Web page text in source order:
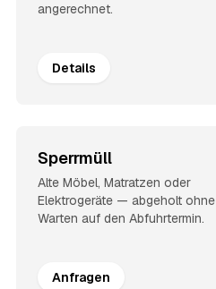
angerechnet.
Details
Sperrmüll
Alte Möbel, Matratzen oder
Elektrogeräte — abgeholt ohne
Warten auf den Abfuhrtermin.
Anfragen